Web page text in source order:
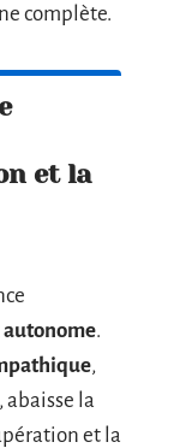
complète.
et la
autonome.
,
la
et la